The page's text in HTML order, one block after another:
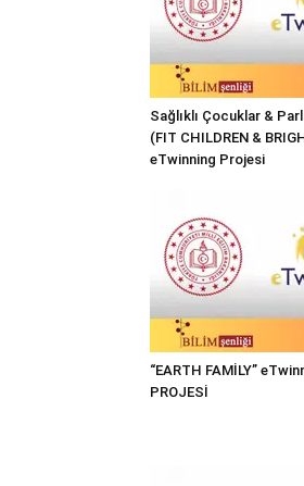
Sağlıklı Çocuklar &
(FIT CHILDREN &
eTwinning Projesi
“EARTH FAMİLY”
PROJESİ